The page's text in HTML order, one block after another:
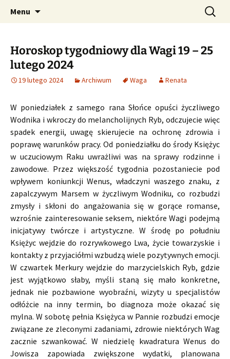
CzaroMarowy horoskop
dzienny, miesięczny i
tygodniowy
Profesjonalne przepowiednie astrologiczne
Menu Szukaj:
Horoskop tygodniowy dla Wagi 19 – 25
lutego 2024
19 lutego 2024 Archiwum Waga Renata
W poniedziałek z samego rana Słońce opuści życzliwego
Wodnika i wkroczy do melancholijnych Ryb, odczujecie więc
spadek energii, uwagę skierujecie na ochronę zdrowia i
poprawę warunków pracy. Od poniedziałku do środy Księżyc
w uczuciowym Raku uwrażliwi was na sprawy rodzinne i
zawodowe. Przez większość tygodnia pozostaniecie pod
wpływem koniunkcji Wenus, władczyni waszego znaku, z
zapalczywym Marsem w życzliwym Wodniku, co rozbudzi
zmysły i skłoni do angażowania się w gorące romanse,
wzrośnie zainteresowanie seksem, niektóre Wagi podejmą
inicjatywy twórcze i artystyczne. W środę po południu
Księżyc wejdzie do rozrywkowego Lwa, życie towarzyskie i
kontakty z przyjaciółmi wzbudzą wiele pozytywnych emocji.
W czwartek Merkury wejdzie do marzycielskich Ryb, gdzie
jest wyjątkowo słaby, myśli staną się mało konkretne,
jednak nie pozbawione wyobraźni, wizyty u specjalistów
odłóżcie na inny termin, bo diagnoza może okazać się
mylna. W sobotę pełnia Księżyca w Pannie rozbudzi emocje
związane ze zleconymi zadaniami, zdrowie niektórych Wag
zacznie szwankować. W niedzielę kwadratura Wenus do
Jowisza zapowiada zwiększone wydatki, planowana